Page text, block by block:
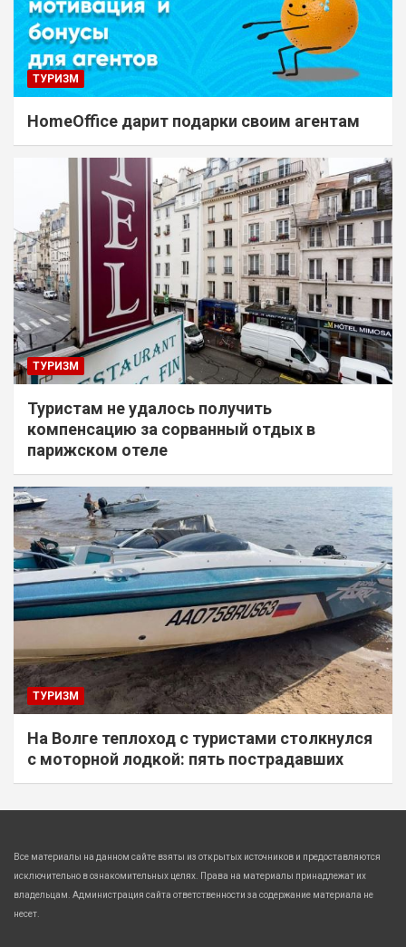
ТУРИЗМ
HomeOffice дарит подарки своим агентам
ТУРИЗМ
Туристам не удалось получить
компенсацию за сорванный отдых в
парижском отеле
ТУРИЗМ
На Волге теплоход с туристами столкнулся
с моторной лодкой: пять пострадавших
Все материалы на данном сайте взяты из открытых источников и предоставляются
исключительно в ознакомительных целях. Права на материалы принадлежат их
владельцам. Администрация сайта ответственности за содержание материала не
несет.